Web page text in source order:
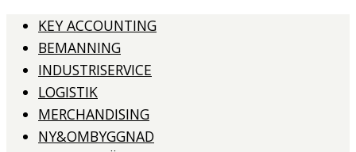
Gå
vidare
till
innehållet
KEY ACCOUNTING
BEMANNING
INDUSTRISERVICE
LOGISTIK
MERCHANDISING
NY&OMBYGGNAD